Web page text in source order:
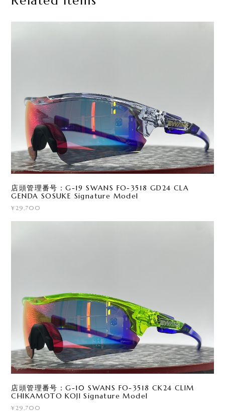
店頭管理番号：G-19 SWANS FO-3518 GD24 CLA
GENDA SOSUKE Signature Model
¥29,700
店頭管理番号：G-10 SWANS FO-3518 CK24 CLIM
CHIKAMOTO KOJI Signature Model
¥29,700